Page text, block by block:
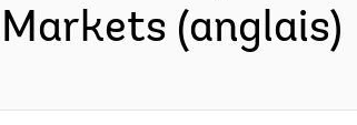
(anglais)